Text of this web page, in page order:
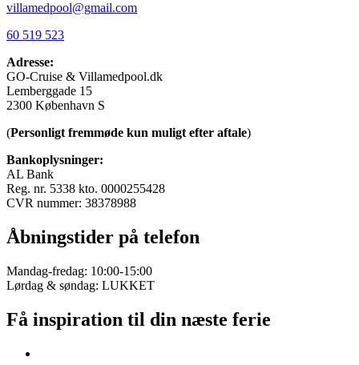
villamedpool@gmail.com
60 519 523
Adresse:
GO-Cruise & Villamedpool.dk
Lemberggade 15
2300 København S
(Personligt fremmøde kun muligt efter aftale)
Bankoplysninger:
AL Bank
Reg. nr. 5338 kto. 0000255428
CVR nummer: 38378988
Åbningstider på telefon
Mandag-fredag: 10:00-15:00
Lørdag & søndag: LUKKET
Få inspiration til din næste ferie